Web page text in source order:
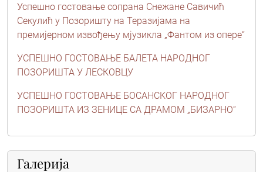
Успешно гостовање сопрана Снежане Савичић
Секулић у Позоришту на Теразијама на
премијерном извођењу мјузикла „Фантом из опере“
УСПЕШНО ГОСТОВАЊЕ БАЛЕТА НАРОДНОГ
ПОЗОРИШТА У ЛЕСКОВЦУ
УСПЕШНО ГОСТОВАЊЕ БОСАНСКОГ НАРОДНОГ
ПОЗОРИШТА ИЗ ЗЕНИЦЕ СА ДРАМОМ „БИЗАРНО“
Галерија